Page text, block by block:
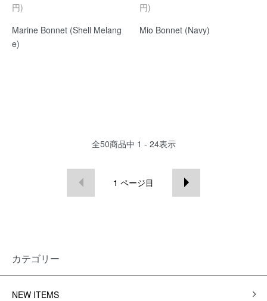
円)
Marine Bonnet (Shell Melang
e)
円)
Mio Bonnet (Navy)
全50商品中 1 - 24表示
1 ページ目
カテゴリー
NEW ITEMS